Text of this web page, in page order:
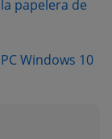
papelera de
Windows 10